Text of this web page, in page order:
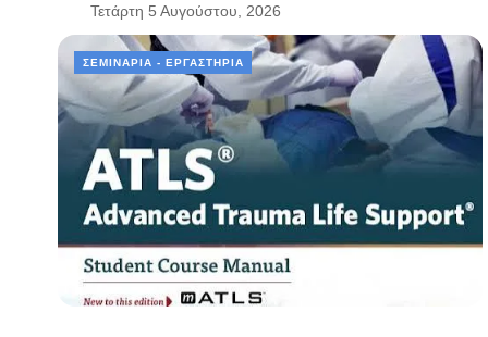
Τετάρτη 5 Αυγούστου, 2026
ΣΕΜΙΝΆΡΙΑ - ΕΡΓΑΣΤΉΡΙΑ